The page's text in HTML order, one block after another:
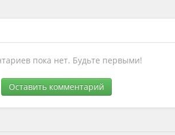
пока нет. Будьте первыми!
Оставить комментарий